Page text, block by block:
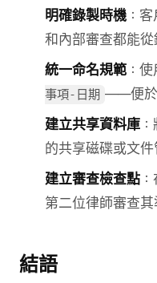
明確錄製時機 ：
和內部審查都能
統一命名規範 ：
事項-日期 ——便於
建立共享資料庫
的共享磁碟或文
建立審查檢查點
第二位律師審查
結語